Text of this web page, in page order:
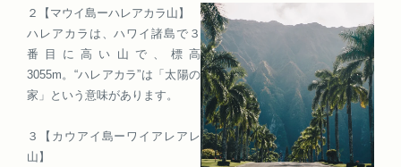
２【マウイ島ーハレアカラ山】
ハレアカラは、ハワイ諸島で３
番目に高い山で、標高
3055m。“ハレアカラ”は「太陽の
家」という意味があります。
３【カウアイ島ーワイアレアレ
山】